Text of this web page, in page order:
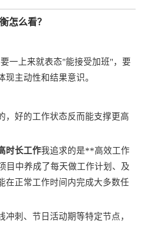
怎么看？
一上来就表态"能接受加班"，要
现主动性和结果意识。
，好的工作状态反而能支撑更高
时长工作我追求的是**高效工作
目中养成了每天做工作计划、及
在正常工作时间内完成大多数任
刺、节日活动期等特定节点，